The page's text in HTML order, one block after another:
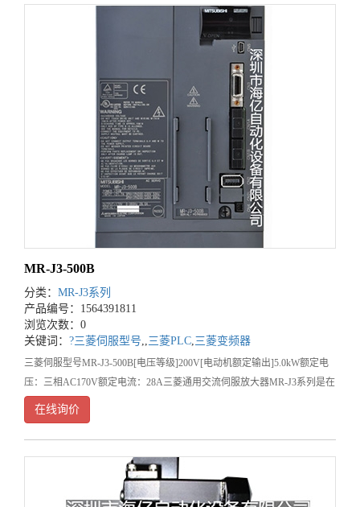
MR-J3-500B
分类： MR-J3系列
产品编号：1564391811
浏览次数：0
关键词： ?三菱伺服型号,,三菱PLC,三菱变频器
三菱伺服型号MR-J3-500B[电压等级]200V[电动机额定输出]5.0kW额定电
压：三相AC170V额定电流：28A三菱通用交流伺服放大器MR-J3系列是在
MR-J2S系列的基础上开发的具有更高性能和更高功
在线询价